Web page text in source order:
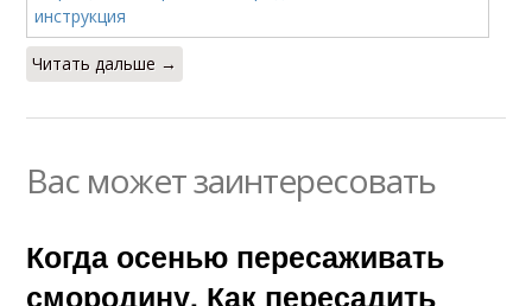
Читать дальше →
Вас может заинтересовать
Когда осенью пересаживать
смородину. Как пересадить